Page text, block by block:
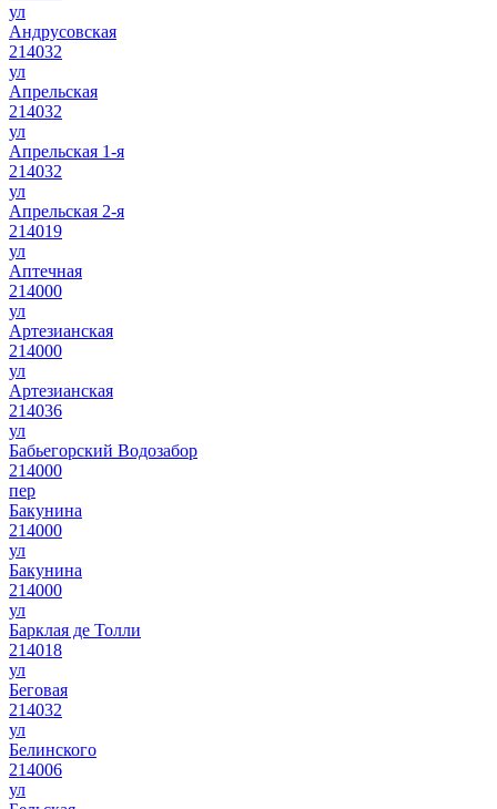
ул
Андрусовская
214032
ул
Апрельская
214032
ул
Апрельская 1-я
214032
ул
Апрельская 2-я
214019
ул
Аптечная
214000
ул
Артезианская
214000
ул
Артезианская
214036
ул
Бабьегорский Водозабор
214000
пер
Бакунина
214000
ул
Бакунина
214000
ул
Барклая де Толли
214018
ул
Беговая
214032
ул
Белинского
214006
ул